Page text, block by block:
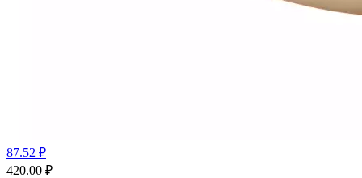
87.52 ₽
420.00 ₽